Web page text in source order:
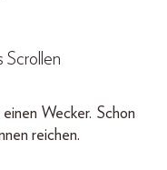
Scrollen
Wecker. Schon
reichen.